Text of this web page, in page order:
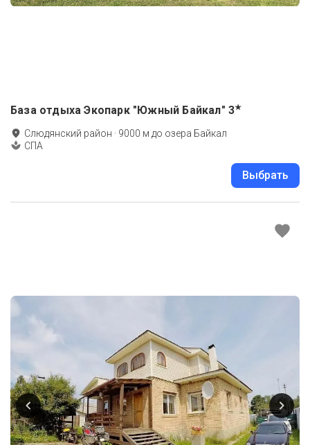
База отдыха Экопарк "Южный Байкал" 3★
Слюдянский район · 9000 м до озера Байкал
СПА
Выбрать